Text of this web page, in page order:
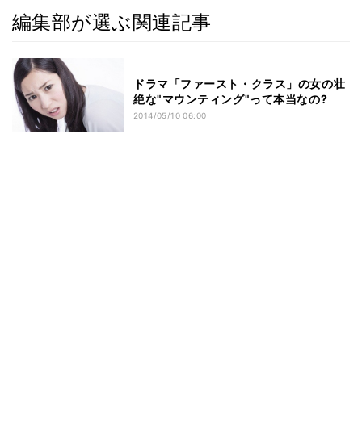
編集部が選ぶ関連記事
ドラマ「ファースト・クラス」の女の壮
絶な"マウンティング"って本当なの?
2014/05/10 06:00